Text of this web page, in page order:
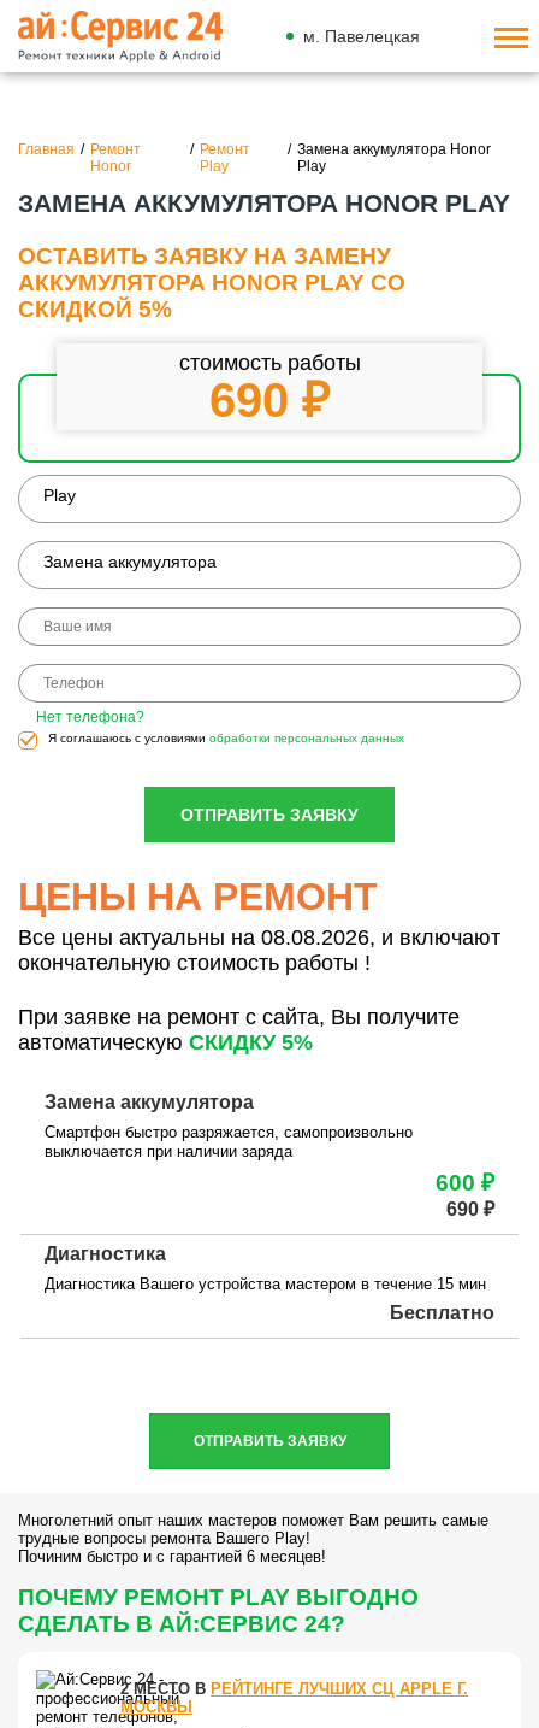
м. Павелецкая
Главная / Ремонт
Honor
/ Ремонт
Play
/ Замена аккумулятора Honor
Play
ЗАМЕНА АККУМУЛЯТОРА HONOR PLAY
ОСТАВИТЬ ЗАЯВКУ НА ЗАМЕНУ
АККУМУЛЯТОРА HONOR PLAY СО
СКИДКОЙ 5%
Play
Замена аккумулятора
Нет телефона?
Я соглашаюсь с условиями обработки персональных данных
ОТПРАВИТЬ ЗАЯВКУ
стоимость работы
690 ₽
ЦЕНЫ НА РЕМОНТ
Все цены актуальны на 08.08.2026, и включают
окончательную стоимость работы !
При заявке на ремонт с сайта, Вы получите
автоматическую СКИДКУ 5%
Замена аккумулятора
Смартфон быстро разряжается, самопроизвольно
выключается при наличии заряда
600 ₽
690 ₽
Диагностика
Диагностика Вашего устройства мастером в течение 15 мин
Бесплатно
ОТПРАВИТЬ ЗАЯВКУ
Многолетний опыт наших мастеров поможет Вам решить самые
трудные вопросы ремонта Вашего Play!
Починим быстро и с гарантией 6 месяцев!
ПОЧЕМУ РЕМОНТ PLAY ВЫГОДНО
СДЕЛАТЬ В АЙ:СЕРВИС 24?
2 МЕСТО В РЕЙТИНГЕ ЛУЧШИХ СЦ APPLE Г.
МОСКВЫ